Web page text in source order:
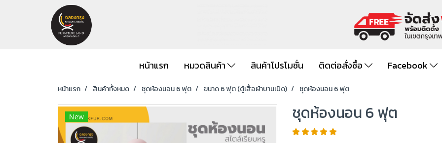
หน้าแรก หมวดสินค้า สินค้าโปรโมชั่น ติดต่อสั่งซื้อ Facebook
หน้าแรก สินค้าทั้งหมด ชุดห้องนอน 6 ฟุต ขนาด 6 ฟุต (ตู้เสื้อผ้าบานเปิด) ชุดห้องนอน 6 ฟุต
New ชุดห้องนอน 6 ฟุต